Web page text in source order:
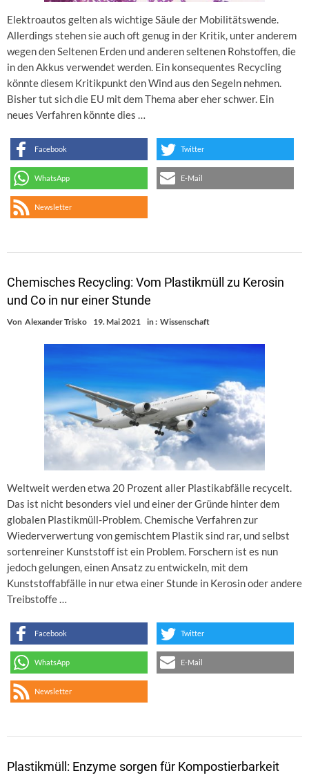
Elektroautos gelten als wichtige Säule der Mobilitätswende.
Allerdings stehen sie auch oft genug in der Kritik, unter anderem
wegen den Seltenen Erden und anderen seltenen Rohstoffen, die
in den Akkus verwendet werden. Ein konsequentes Recycling
könnte diesem Kritikpunkt den Wind aus den Segeln nehmen.
Bisher tut sich die EU mit dem Thema aber eher schwer. Ein
neues Verfahren könnte dies …
Facebook Twitter
WhatsApp E-Mail
Newsletter
Chemisches Recycling: Vom Plastikmüll zu Kerosin
und Co in nur einer Stunde
Von Alexander Trisko 19. Mai 2021 in : Wissenschaft
Weltweit werden etwa 20 Prozent aller Plastikabfälle recycelt.
Das ist nicht besonders viel und einer der Gründe hinter dem
globalen Plastikmüll-Problem. Chemische Verfahren zur
Wiederverwertung von gemischtem Plastik sind rar, und selbst
sortenreiner Kunststoff ist ein Problem. Forschern ist es nun
jedoch gelungen, einen Ansatz zu entwickeln, mit dem
Kunststoffabfälle in nur etwa einer Stunde in Kerosin oder andere
Treibstoffe …
Facebook Twitter
WhatsApp E-Mail
Newsletter
Plastikmüll: Enzyme sorgen für Kompostierbarkeit